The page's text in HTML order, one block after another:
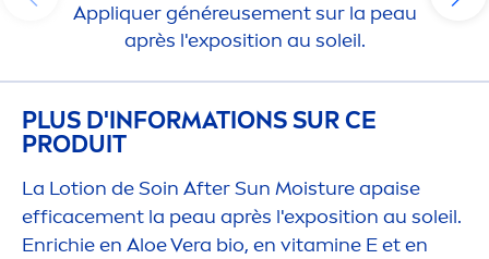
Appliquer généreusement sur la peau
après l'exposition au soleil.
PLUS D'INFORMATIONS SUR CE
PRODUIT
La Lotion de Soin AfterSun Moisture apaise
efficacement la peau après l'exposition au soleil.
Enrichie en Aloe Vera bio, en vitamine E et en